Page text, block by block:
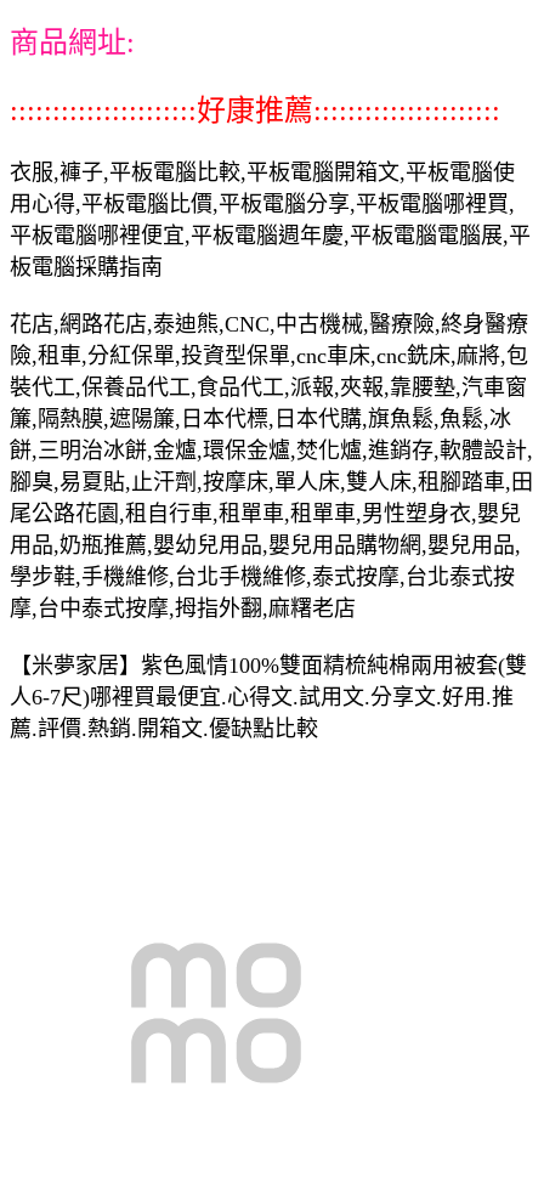
商品網址:
::::::::::::::::::::::好康推薦::::::::::::::::::::::
衣服,褲子,平板電腦比較,平板電腦開箱文,平板電腦使
用心得,平板電腦比價,平板電腦分享,平板電腦哪裡買,
平板電腦哪裡便宜,平板電腦週年慶,平板電腦電腦展,平
板電腦採購指南
花店,網路花店,泰迪熊,CNC,中古機械,醫療險,終身醫療
險,租車,分紅保單,投資型保單,cnc車床,cnc銑床,麻將,包
裝代工,保養品代工,食品代工,派報,夾報,靠腰墊,汽車窗
簾,隔熱膜,遮陽簾,日本代標,日本代購,旗魚鬆,魚鬆,冰
餅,三明治冰餅,金爐,環保金爐,焚化爐,進銷存,軟體設計,
腳臭,易夏貼,止汗劑,按摩床,單人床,雙人床,租腳踏車,田
尾公路花園,租自行車,租單車,租單車,男性塑身衣,嬰兒
用品,奶瓶推薦,嬰幼兒用品,嬰兒用品購物網,嬰兒用品,
學步鞋,手機維修,台北手機維修,泰式按摩,台北泰式按
摩,台中泰式按摩,拇指外翻,麻糬老店
【米夢家居】紫色風情100%雙面精梳純棉兩用被套(雙
人6-7尺)哪裡買最便宜.心得文.試用文.分享文.好用.推
薦.評價.熱銷.開箱文.優缺點比較